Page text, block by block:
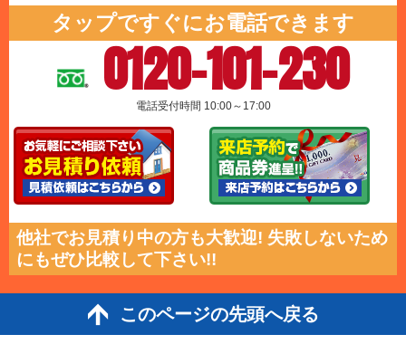
タップですぐにお電話できます
0120-101-230
電話受付時間 10:00～17:00
他社でお見積り中の方も大歓迎! 失敗しないため
にもぜひ比較して下さい!!
このページの先頭へ戻る